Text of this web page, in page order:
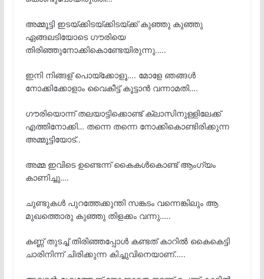
അമ്മൂട്ടി ഇടയ്ക്കിടയ്ക്കിടയ്ക്ക് കുഞ്ഞു കുഞ്ഞു
ഏങ്ങലടിയോടെ ഗൗരിയെ
തിരിഞ്ഞുനോക്കികൊണ്ടേയിരുന്നു…..
ഇനി നിങ്ങള് പൊയ്ക്കോളൂ…. മോളേ ഞങ്ങൾ
നോക്കിക്കോളാം വൈകീട്ട് കൂട്ടാൻ വന്നാമതി….
ഗൗരിയൊന്ന് തലയാട്ടിക്കൊണ്ട് ക്ലാസിനുള്ളിലേക്ക്
എത്തിനോക്കി… തന്നെ തന്നെ നോക്കികൊണ്ടിരിക്കുന്ന
അമ്മൂട്ടിയോട്..
അമ്മ ഇവിടെ ഉണ്ടെന്ന് കൈകൾകൊണ്ട് ആംഗ്യം
കാണിച്ചു….
ചുണ്ടുകൾ പുറത്തേക്കുന്തി സങ്കടം വന്നെങ്കിലും ആ
മുഖത്തൊരു കുഞ്ഞു തിളക്കം വന്നു…..
കണ്ണ് തുടച്ച് തിരിഞ്ഞപ്പോൾ കണ്ടത് കാറിൽ കൈകെട്ടി
ചാരിനിന്ന് ചിരിക്കുന്ന കിച്ചുവിനെയാണ്…..